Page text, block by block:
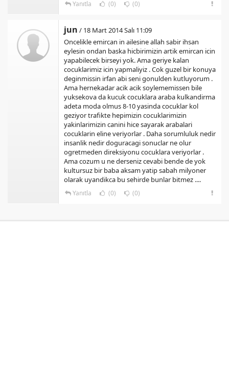
Yanıtla (0) (0)
jun / 18 Mart 2014 Salı 11:09
Oncelikle emircan in ailesine allah sabir ihsan
eylesin ondan baska hicbirimizin artik emircan icin
yapabilecek birseyi yok. Ama geriye kalan
cocuklarimiz icin yapmaliyiz . Cok guzel bir konuya
deginmissin irfan abi seni gonulden kutluyorum .
Ama hernekadar acik acik soylememissen bile
yuksekova da kucuk cocuklara araba kulkandirma
adeta moda olmus 8-10 yasinda cocuklar kol
geziyor trafikte hepimizin cocuklarimizin
yakinlarimizin canini hice sayarak arabalari
cocuklarin eline veriyorlar . Daha sorumluluk nedir
insanlik nedir doguracagi sonuclar ne olur
ogretmeden direksiyonu cocuklara veriyorlar .
Ama cozum u ne derseniz cevabi bende de yok
kultursuz bir baba aksam yatip sabah milyoner
olarak uyandikca bu sehirde bunlar bitmez ....
Yanıtla (0) (0)